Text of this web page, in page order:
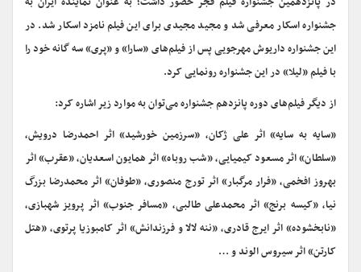
جشنواره اسکار معرفی شد و مجید مجیدی برای این فیلم نامزد اسکار شد. در
این جشنواره داریوش مهرجویی پس از فیلم‌های «سارا» و «پری» سه گانه خود را
با فیلم «لیلا» در این جشنواره رونمایی کرد.
از دیگر فیلم‌های دوره پانزدهم جشنواره می‌توان به موارد زیر اشاره کرد:
«سایه به سایه» اثر علی ژکان، «سرزمین خورشید» اثر احمدرضا درویش،
«سلطان» اثر مسعود کیمیایی، «شب روباه» اثر همایون اسعدیان، «عقرب» اثر
بهروز افخمی، «فرار مرگبار» اثر تورج منصوری، «طوفان» اثر محمدرضا بزرگ
نیا، «کیسه برنج» اثر محمدعلی طالبی، «مسافر جنوب» اثر پرویز شهبازی،
«نابخشوده» اثر ایرج قادری، «ننه لالا و فرزندانش» اثر کامبوزیا پرتوی، «هتل
کارتن» اثر سیروس الوند و …